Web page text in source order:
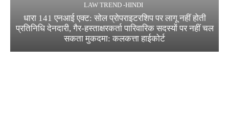
LAW TREND -HINDI
धारा 141 एनआई एक्ट: सोल प्रोपराइटरशिप पर लागू नहीं होती
प्रतिनिधि देनदारी, गैर-हस्ताक्षरकर्ता पारिवारिक सदस्यों पर नहीं चल
सकता मुकदमा: कलकत्ता हाईकोर्ट